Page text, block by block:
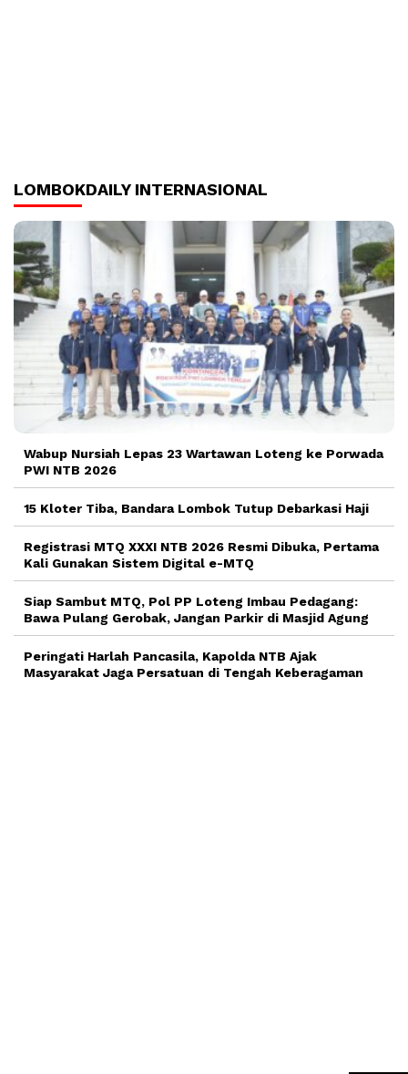
LOMBOKDAILY INTERNASIONAL
Wabup Nursiah Lepas 23 Wartawan Loteng ke Porwada
PWI NTB 2026
15 Kloter Tiba, Bandara Lombok Tutup Debarkasi Haji
Registrasi MTQ XXXI NTB 2026 Resmi Dibuka, Pertama
Kali Gunakan Sistem Digital e-MTQ
Siap Sambut MTQ, Pol PP Loteng Imbau Pedagang:
Bawa Pulang Gerobak, Jangan Parkir di Masjid Agung
Peringati Harlah Pancasila, Kapolda NTB Ajak
Masyarakat Jaga Persatuan di Tengah Keberagaman